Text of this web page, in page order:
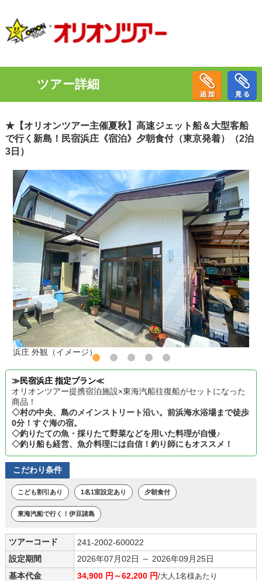
ツアー詳細
★【オリオンツアー主催夏秋】高速ジェット船＆大型客船
で行く新島！民宿浜庄《宿泊》夕朝食付（東京発着）（2泊
3日）
浜庄 外観（イメージ）
≫民宿浜庄 指定プラン≪
オリオンツアー提携宿泊施設×東海汽船往復船がセットになった
商品！
◇村の中央、島のメインストリート沿い。前浜海水浴場まで徒歩
0分！すぐ海の宿。
◇釣りたての魚・採りたて野菜などを用いた料理が自慢♪
◇釣り船も経営、魚介料理には自信！釣り師にもオススメ！
こだわり条件
こども割引あり 1名1室設定あり 夕朝食付
東海汽船で行く！伊豆諸島
ツアーコード
241-2002-600022
設定期間
2026年07月02日 ～ 2026年09月25日
基本代金
34,900 円～62,200 円/大人1名様あたり